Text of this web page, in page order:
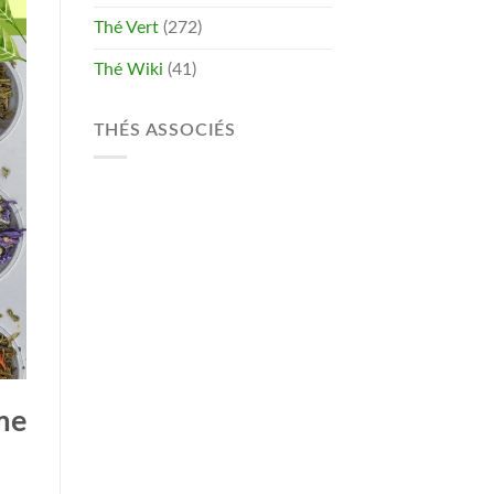
Thé Vert(272)
Thé Wiki (41)
THÉS ASSOCIÉS